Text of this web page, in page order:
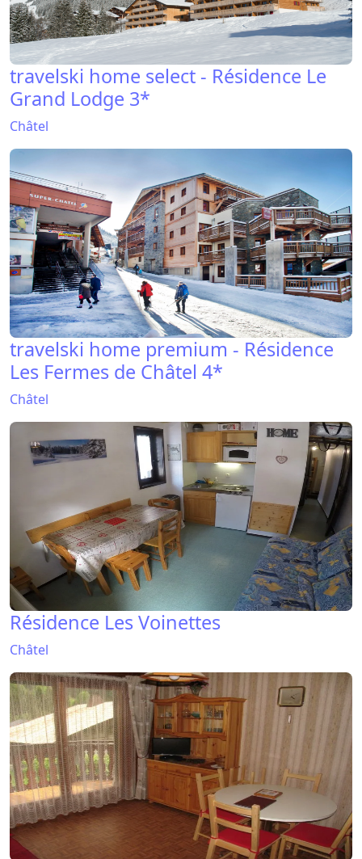
travelski home select - Résidence Le
Grand Lodge 3*
Châtel
travelski home premium - Résidence
Les Fermes de Châtel 4*
Châtel
Résidence Les Voinettes
Châtel